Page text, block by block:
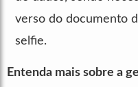
verso do documento
selfie.
Entenda mais sobre a